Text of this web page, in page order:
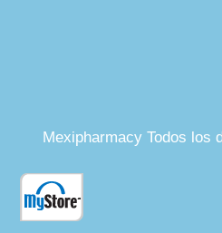
Mexipharmacy Todos los